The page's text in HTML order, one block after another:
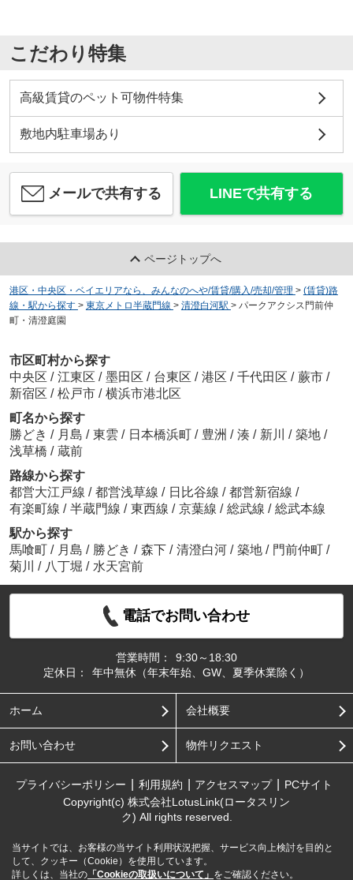
こだわり特集
高級賃貸のペット可物件特集
敷地内駐車場あり
メールで共有する LINEで共有する
ページトップへ
港区・中央区・ベイエリアなら、みんなのへや/賃貸/購入/売却/管理 > (賃貸)路
線・駅から探す > 東京メトロ半蔵門線 > 清澄白河駅 > パークアクシス門前仲
町・清澄庭園
市区町村から探す
中央区 / 江東区 / 墨田区 / 台東区 / 港区 / 千代田区 / 蕨市 /
新宿区 / 松戸市 / 横浜市港北区
町名から探す
勝どき / 月島 / 東雲 / 日本橋浜町 / 豊洲 / 湊 / 新川 / 築地 /
浅草橋 / 蔵前
路線から探す
都営大江戸線 / 都営浅草線 / 日比谷線 / 都営新宿線 /
有楽町線 / 半蔵門線 / 東西線 / 京葉線 / 総武線 / 総武本線
駅から探す
馬喰町 / 月島 / 勝どき / 森下 / 清澄白河 / 築地 / 門前仲町 /
菊川
/ 八丁堀 / 水天宮前
電話でお問い合わせ
営業時間：
9:30～18:30
定休日：
年中無休（年末年始、GW、夏季休業除く）
ホーム 会社概要
お問い合わせ 物件リクエスト
プライバシーポリシー 利用規約 アクセスマップ
PCサイト
Copyright(c) 株式会社LotusLink(ロータスリン
ク) All rights reserved.
当サイトでは、お客様の当サイト利用状況把握、サービス向上検討を目的と
して、クッキー（Cookie）を使用しています。
詳しくは、当社の 「Cookieの取扱いについて」 をご確認ください。